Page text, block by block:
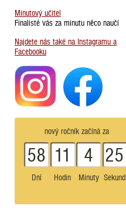
Minutový učitel
Finalisté vás za minutu něco naučí
Najdete nás také na Instagramu a
Facebooku
nový ročník začíná za
58
Dní
11
Hodin
4
Minuty
25
Sekund